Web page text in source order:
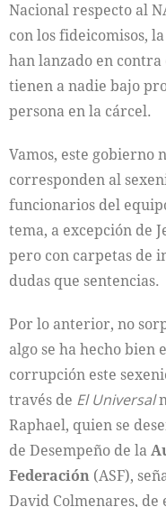
Nacional respecto al
con los fideicomisos,
han lanzado en
tienen a nadie bajo
persona en la cárcel.
Vamos, este gobierno
corresponden al
funcionarios del
tema, a excepción de
pero con carpetas de
dudas que sentencias.
Por lo anterior, no
algo se ha hecho bien
corrupción este
través de El Universal
Raphael, quien se
de Desempeño de la
Federación (ASF),
David Colmenares,